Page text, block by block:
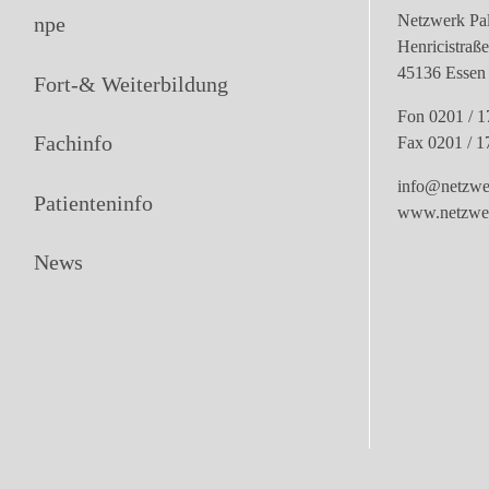
npe
Fort-& Weiterbildung
Fachinfo
Patienteninfo
News
Netzwerk
45136 Essen
Fon 0201 /
Fax 0201 /